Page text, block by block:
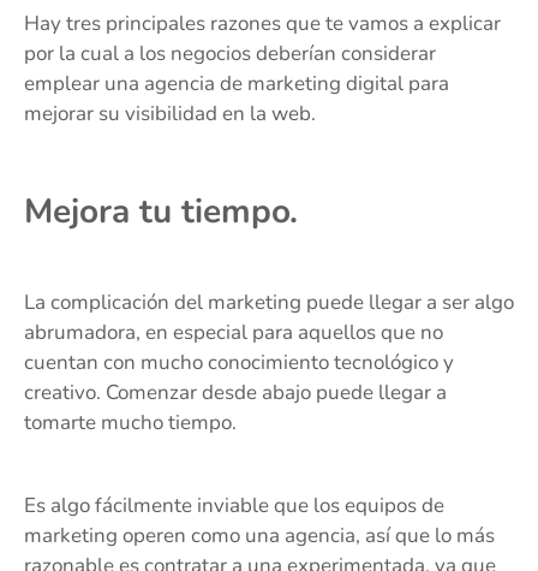
Hay tres principales razones que te vamos a explicar
por la cual a los negocios deberían considerar
emplear una agencia de marketing digital para
mejorar su visibilidad en la web.
Mejora tu tiempo.
La complicación del marketing puede llegar a ser algo
abrumadora, en especial para aquellos que no
cuentan con mucho conocimiento tecnológico y
creativo. Comenzar desde abajo puede llegar a
tomarte mucho tiempo.
Es algo fácilmente inviable que los equipos de
marketing operen como una agencia, así que lo más